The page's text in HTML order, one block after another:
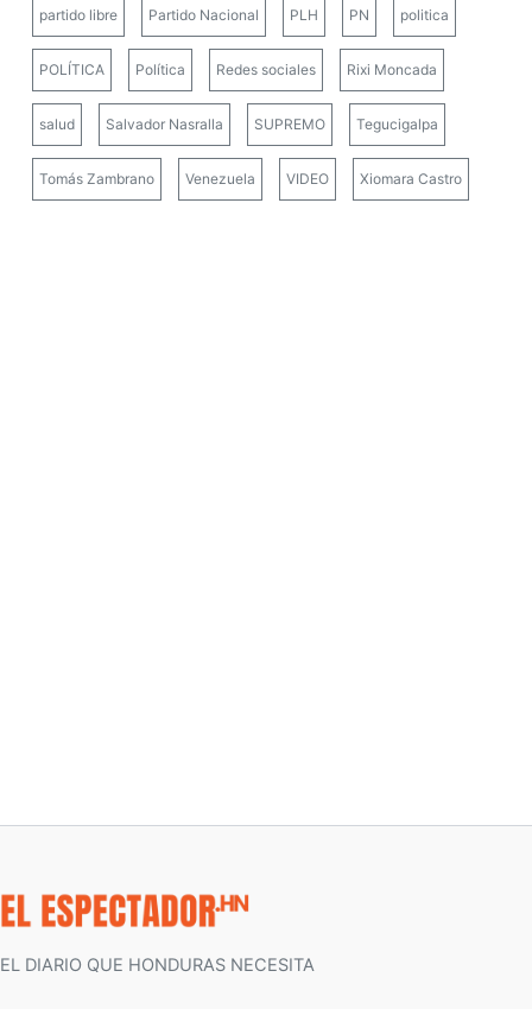
partido libre Partido Nacional PLH PN politica
POLÍTICA Política Redes sociales Rixi Moncada
salud Salvador Nasralla SUPREMO Tegucigalpa
Tomás Zambrano Venezuela VIDEO Xiomara Castro
EL DIARIO QUE HONDURAS NECESITA